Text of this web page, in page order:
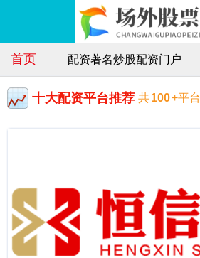
首页 配资著名炒股配资门户
十大配资平台推荐 共100+平台